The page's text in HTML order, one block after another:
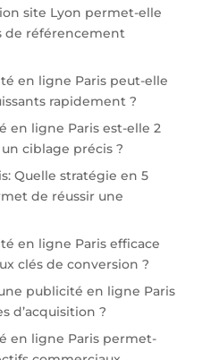
site Lyon permet-elle
de référencement
en ligne Paris peut-elle
rapidement ?
en ligne Paris est-elle 2
ciblage précis ?
Quelle stratégie en 5
de réussir une
en ligne Paris efficace
clés de conversion ?
publicité en ligne Paris
d’acquisition ?
en ligne Paris permet-